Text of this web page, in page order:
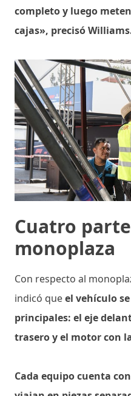
completo y luego
cajas», precisó
Cuatro
monoplaza
Con respecto al
indicó queel vehículo
principales: el eje
trasero y el motor con
Cada equipo cuenta